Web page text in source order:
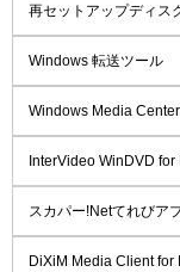
再セットアップディス
Windows 転送ツール
Windows Media Center
InterVideo WinDVD for
スカパー!Netてれびア
DiXiM Media Client for